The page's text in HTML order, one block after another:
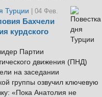
Турции
| 04 Фев.
Бахчели
курдского
Партии
движения (ПНД)
на заседании
группы озвучил ключевую
«Пока Анатолия не